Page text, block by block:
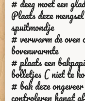
# deeg moet een
Plaats deze
spuitmondje
# verwarm de oven
bovenwarmte
# plaats een
bolletjes ( niet te
# bak deze
controleren hangt